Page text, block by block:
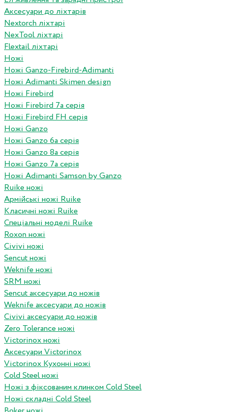
Аксесуари до ліхтарів
Nextorch ліхтарі
NexTool ліхтарі
Flextail ліхтарі
Ножі
Ножі Ganzo-Firebird-Adimanti
Ножі Adimanti Skimen design
Ножі Firebird
Ножі Firebird 7а серія
Ножі Firebird FH серія
Ножі Ganzo
Ножі Ganzo 6а серія
Ножі Ganzo 8а серія
Ножі Ganzo 7а серія
Ножі Adimanti Samson by Ganzo
Ruike ножі
Армійські ножі Ruike
Класичні ножі Ruike
Спеціальні моделі Ruike
Roxon ножi
Civivi ножі
Sencut ножі
Weknife ножі
SRM ножі
Sencut аксесуари до ножів
Weknife аксесуари до ножів
Civivi аксесуари до ножів
Zero Tolerance ножі
Victorinox ножі
Аксесуари Victorinox
Victorinox Кухонні ножі
Cold Steel ножі
Ножі з фіксованим клинком Cold Steel
Ножі складні Cold Steel